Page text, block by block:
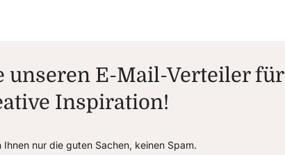
unseren E-Mail-Verteiler für
Inspiration!
Ihnen nur die guten Sachen, keinen Spam.